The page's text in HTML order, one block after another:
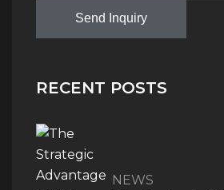
Send Inquiry
RECENT POSTS
NEWS